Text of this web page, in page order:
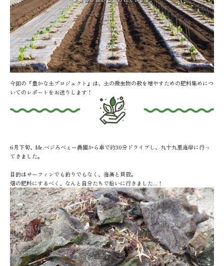
今回の『豊かな土プロジェクト』は、土の微生物の数を増やすための肥料集めにつ
いてのレポートをお送りします！
6月下旬、Mr.ベジろべぇー農園から車で約30分ドライブし、九十九里海岸に行っ
てきました。
目的はサーフィンでも釣りでもなく、海藻と貝殻。
畑の肥料にするべく、なんと自分たちで拾いに行きました...！